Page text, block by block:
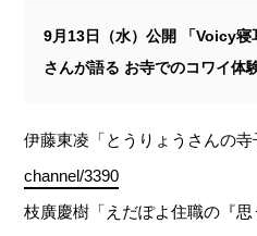
9月13日（水）公開 「Voicy寝
さんが語る お寺でのコワイ体
伊藤東凌「とうりょうさんの寺
channel/3390
枝廣慶樹「えだぽよ住職の『思